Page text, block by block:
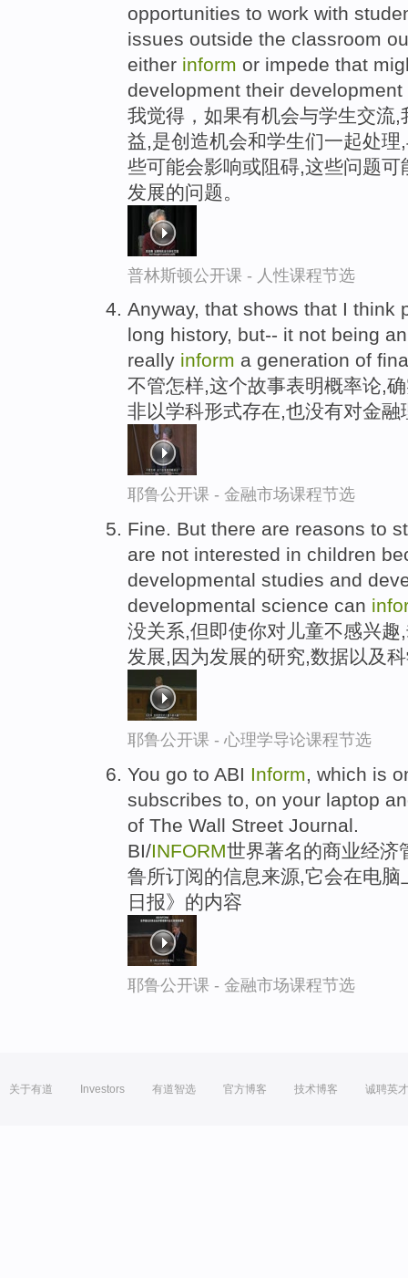
opportunities to work with
issues outside the classroom
either inform or impede that
development their
我觉得，如果有机会与学生交流
益,是创造机会和学生们一起处
些可能会影响或阻碍,这些问题
发展的问题。
普林斯顿公开课 - 人性课程节选
Anyway, that shows that I think
long history, but-- it not being
really inform a generation of
不管怎样,这个故事表明概率论,
非以学科形式存在,也没有对金
耶鲁公开课 - 金融市场课程节选
Fine. But there are reasons to
are not interested in children
developmental studies and
developmental science can
没关系,但即使你对儿童不感兴
发展,因为发展的研究,数据以及
耶鲁公开课 - 心理学导论课程节选
You go to ABI Inform, which is
subscribes to, on your laptop
of The Wall Street Journal.
BI/INFORM世界著名的商业经济
鲁所订阅的信息来源,它会在电
日报》的内容
耶鲁公开课 - 金融市场课程节选
关于有道 Investors 有道智选 官方博客 技术博客 诚聘英才